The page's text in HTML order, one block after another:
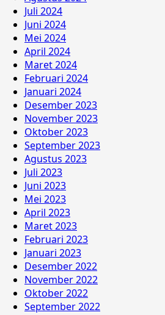
Juli 2024
Juni 2024
Mei 2024
April 2024
Maret 2024
Februari 2024
Januari 2024
Desember 2023
November 2023
Oktober 2023
September 2023
Agustus 2023
Juli 2023
Juni 2023
Mei 2023
April 2023
Maret 2023
Februari 2023
Januari 2023
Desember 2022
November 2022
Oktober 2022
September 2022